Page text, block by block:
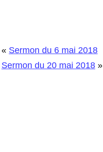
« Sermon du 6 mai 2018
Sermon du 20 mai 2018 »